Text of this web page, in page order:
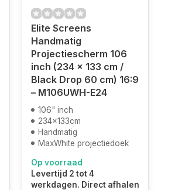
Elite Screens
Handmatig
Projectiescherm 106
inch (234 x 133 cm /
Black Drop 60 cm) 16:9
– M106UWH-E24
106" inch
234x133cm
Handmatig
MaxWhite projectiedoek
Op voorraad
Levertijd 2 tot 4
werkdagen. Direct afhalen